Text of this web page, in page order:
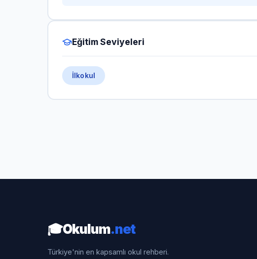
Eğitim Seviyeleri
İlkokul
🎓Okulum.net
Türkiye'nin en kapsamlı okul rehberi.